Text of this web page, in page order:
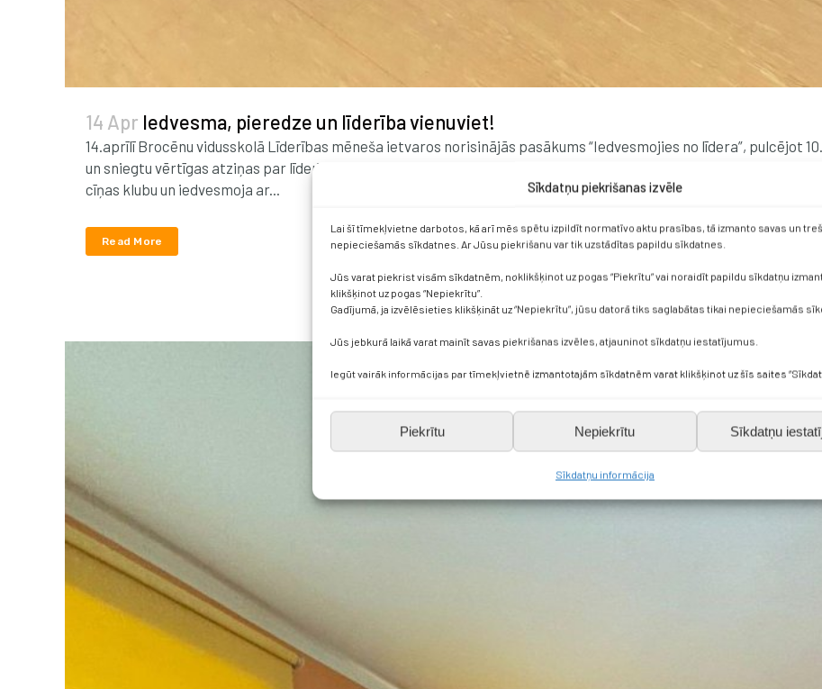
Sīkdatņu piekrišanas izvēle
Lai šī tīmekļvietne darbotos, kā arī mēs spētu izpildīt normatīvo aktu prasības, tā izmanto savas un
nepieciešamās sīkdatnes. Ar Jūsu piekrišanu var tik uzstādītas papildu sīkdatnes.
Jūs varat piekrist visām sīkdatnēm, noklikšķinot uz pogas “Piekrītu” vai noraidīt papildu sīkdatņu
klikšķinot uz pogas “Nepiekrītu”.
Gadījumā, ja izvēlēsieties klikšķināt uz “Nepiekrītu”, jūsu datorā tiks saglabātas tikai nepieciešamās
Jūs jebkurā laikā varat mainīt savas piekrišanas izvēles, atjauninot sīkdatņu iestatījumus.
Iegūt vairāk informācijas par tīmekļvietnē izmantotajām sīkdatnēm varat klikšķinot uz šīs saites
Piekrītu Nepiekrītu Sīkdatņu
Sīkdatņu informācija
14 Apr Iedvesma, pieredze un līderība vienuviet!
14.aprīlī Brocēnu vidusskolā Līderības mēneša ietvaros norisinājās pasākums “Iedvesmojies no līdera”, pulcējot
un sniegtu vērtīgas atziņas par līderību dažādās jomās. Pasākumā ar savu pieredzi dalījās: Renārs Ķiģelis – Jiu
cīņas klubu un iedvesmoja ar...
Read More